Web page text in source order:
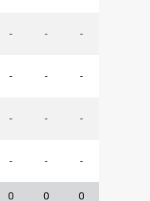
- - -
- - -
- - -
- - -
0 0 0